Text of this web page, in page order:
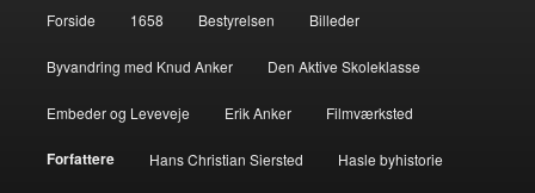
Forside 1658 Bestyrelsen Billeder
Byvandring med Knud Anker Den Aktive Skoleklasse
Embeder og Leveveje Erik Anker Filmværksted
Forfattere Hans Christian Siersted Hasle byhistorie